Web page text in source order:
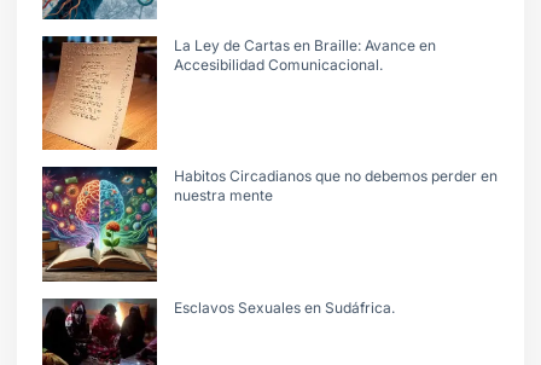
La Ley de Cartas en Braille: Avance en
Accesibilidad Comunicacional.
Habitos Circadianos que no debemos perder en
nuestra mente
Esclavos Sexuales en Sudáfrica.